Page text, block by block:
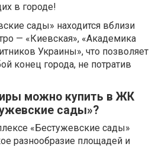
в городе!
сады» находится вблизи
— «Киевская», «Академика
Украины», что позволяет
конец города, не потратив
можно купить в ЖК
сады»?
«Бестужевские сады»
разнообразие площадей и